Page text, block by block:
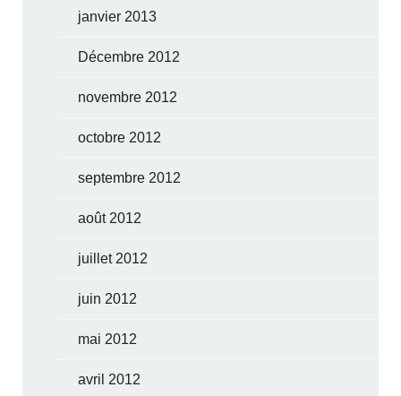
janvier 2013
Décembre 2012
novembre 2012
octobre 2012
septembre 2012
août 2012
juillet 2012
juin 2012
mai 2012
avril 2012